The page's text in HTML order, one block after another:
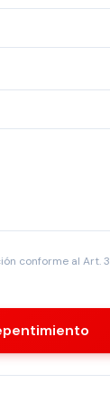
conforme al Art.